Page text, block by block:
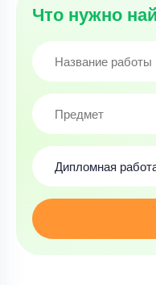
Что нужно
Дипломная